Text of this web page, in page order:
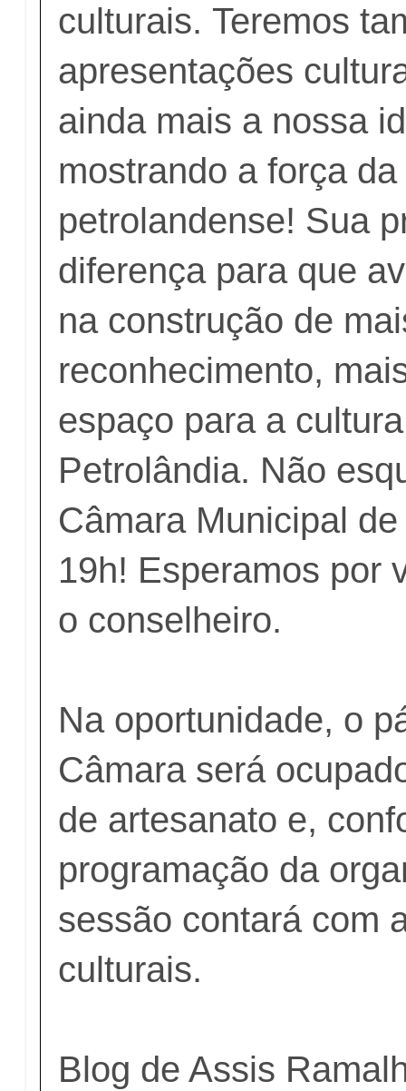
culturais. Teremos
apresentações
ainda mais a nossa
mostrando a força
petrolandense! Sua
diferença para que
na construção de
reconhecimento,
espaço para a
Petrolândia. Não
Câmara Municipal
19h! Esperamos por
o conselheiro.
Na oportunidade, o
Câmara será
de artesanato e,
programação da
sessão contará com
culturais.
Blog de Assis